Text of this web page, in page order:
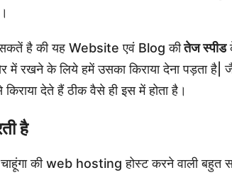
है की यह Website एवं Blog कीतेज स्पीड
में रखने के लिये हमें उसका किराया देना पड़ता
देते हैं ठीक वैसे ही इस में होता है।
है
चाहूंगा की web hosting होस्ट करने वाली